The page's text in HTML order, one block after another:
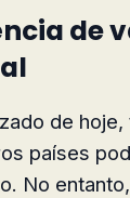
de
de
países
No